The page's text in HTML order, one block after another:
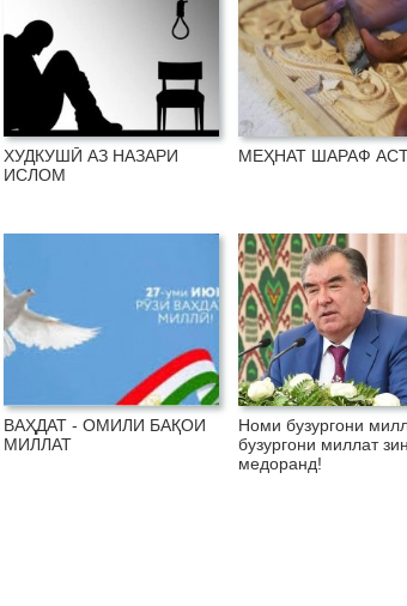
ХУДКУШӢ АЗ НАЗАРИ
ИСЛОМ
МЕҲНАТ ШАРАФ
ВАҲДАТ - ОМИЛИ БАҚОИ
МИЛЛАТ
Номи бузургони
бузургони миллат
медоранд!